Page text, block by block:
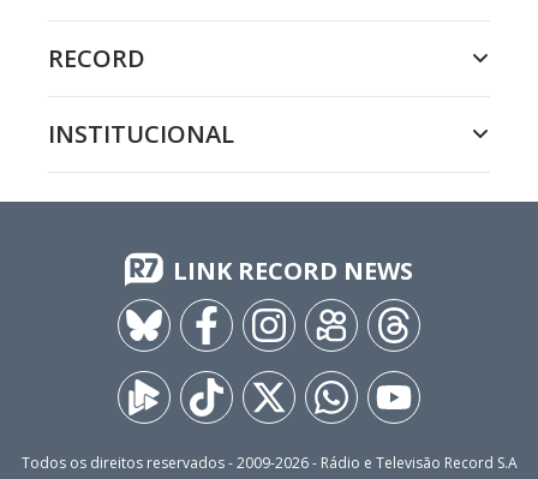
RECORD
INSTITUCIONAL
LINK RECORD NEWS
Todos os direitos reservados - 2009-2026- Rádio e Televisão Record S.A